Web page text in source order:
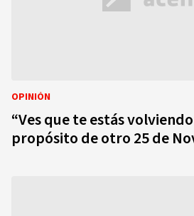
OPINIÓN
“Ves que te estás
propósito de otro 25 de